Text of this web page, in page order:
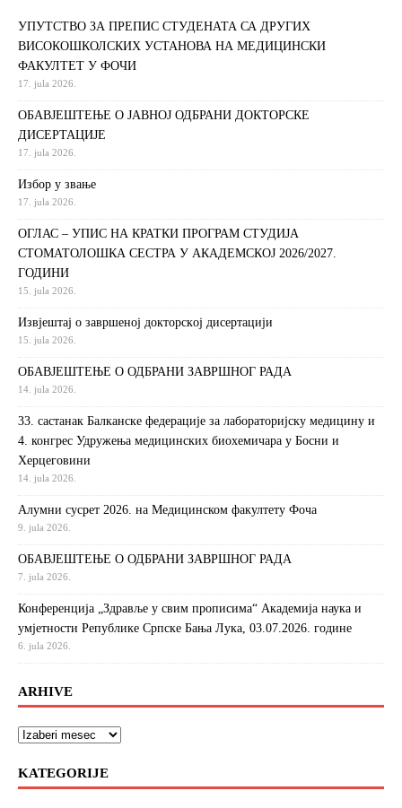
УПУТСТВО ЗА ПРЕПИС СТУДЕНАТА СА ДРУГИХ
ВИСОКОШКОЛСКИХ УСТАНОВА НА МЕДИЦИНСКИ
ФАКУЛТЕТ У ФОЧИ
17. jula 2026.
ОБАВЈЕШТЕЊЕ О ЈАВНОЈ ОДБРАНИ ДОКТОРСКЕ
ДИСЕРТАЦИЈЕ
17. jula 2026.
Избор у звање
17. jula 2026.
ОГЛАС – УПИС НА КРАТКИ ПРОГРАМ СТУДИЈА
СТОМАТОЛОШКА СЕСТРА У АКАДЕМСКОЈ 2026/2027.
ГОДИНИ
15. jula 2026.
Извjeштaj o зaвршeнoj дoктoрскoj дисeртaциjи
15. jula 2026.
ОБАВЈЕШТЕЊЕ О ОДБРАНИ ЗАВРШНОГ РАДА
14. jula 2026.
33. састанак Балканске федерације за лабораторијску медицину и
4. конгрес Удружења медицинских биохемичара у Босни и
Херцеговини
14. jula 2026.
Алумни сусрет 2026. на Медицинском факултету Фоча
9. jula 2026.
ОБАВЈЕШТЕЊЕ О ОДБРАНИ ЗАВРШНОГ РАДА
7. jula 2026.
Конференција „Здравље у свим прописима“ Академија наука и
умјетности Републике Српске Бања Лука, 03.07.2026. године
6. jula 2026.
ARHIVE
KATEGORIJE